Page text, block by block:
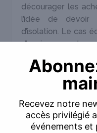
décourager les
l’idée de devoir
d’isolation. Le cas
d’envisager la
d’amélioration
de votre propriété
Notez qu’il
DPEplus lisible
aux acheteurs
aux niveaux de